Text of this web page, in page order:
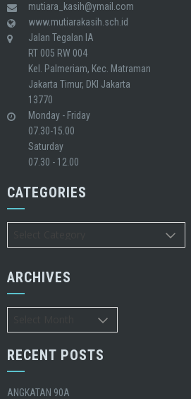
mutiara_kasih@ymail.com
www.mutiarakasih.sch.id
Jalan Tegalan IA
RT 005 RW 004
Kel. Palmeriam, Kec. Matraman
Jakarta Timur, DKI Jakarta
13770
Monday - Friday
07.30-15.00
Saturday
07.30 - 12.00
CATEGORIES
ARCHIVES
RECENT POSTS
ANGKATAN 90A